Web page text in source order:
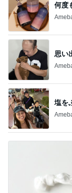
何度
思い
塩を